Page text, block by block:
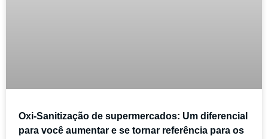
Oxi-Sanitização de supermercados: Um diferencial
para você aumentar e se tornar referência para os